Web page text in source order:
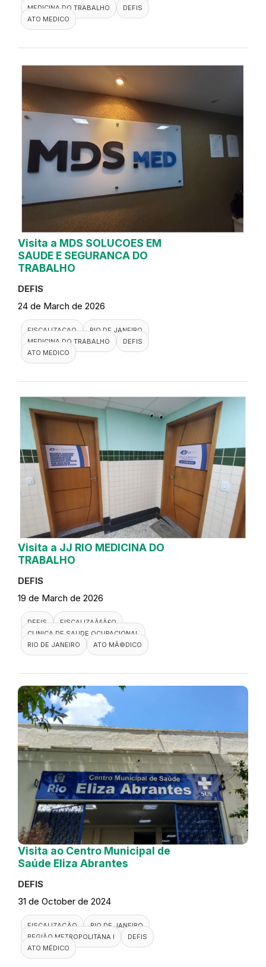
MEDICINA DO TRABALHO
DEFIS
ATO MEDICO
Visita a MDS SOLUCOES EM
SAUDE E SEGURANCA DO
TRABALHO
DEFIS
24 de March de 2026
FISCALIZACAO
RIO DE JANEIRO
MEDICINA DO TRABALHO
DEFIS
ATO MEDICO
Visita a JJ RIO MEDICINA DO
TRABALHO
DEFIS
19 de March de 2026
DEFIS
FISCALIZAÃ§Ã£O
CLINICA DE SAUDE OCUPACIONAL
RIO DE JANEIRO
ATO MÃ©DICO
Visita ao Centro Municipal de
Saúde Eliza Abrantes
DEFIS
31 de October de 2024
FISCALIZAÇÃO
RIO DE JANEIRO
REGIÃO METROPOLITANA I
DEFIS
ATO MÉDICO